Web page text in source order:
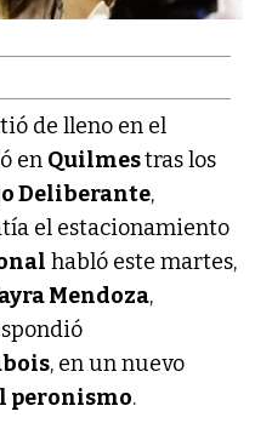
de lleno en el
en Quilmestras los
Deliberante,
el estacionamiento
habló este martes,
Mendoza,
, en un nuevo
peronismo.